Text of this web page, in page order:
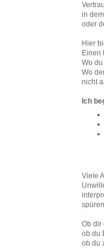
in
oder
Hier
Einen
Wo
Wo
nicht
Ich
Viele
Ob dir
ob du
ob du